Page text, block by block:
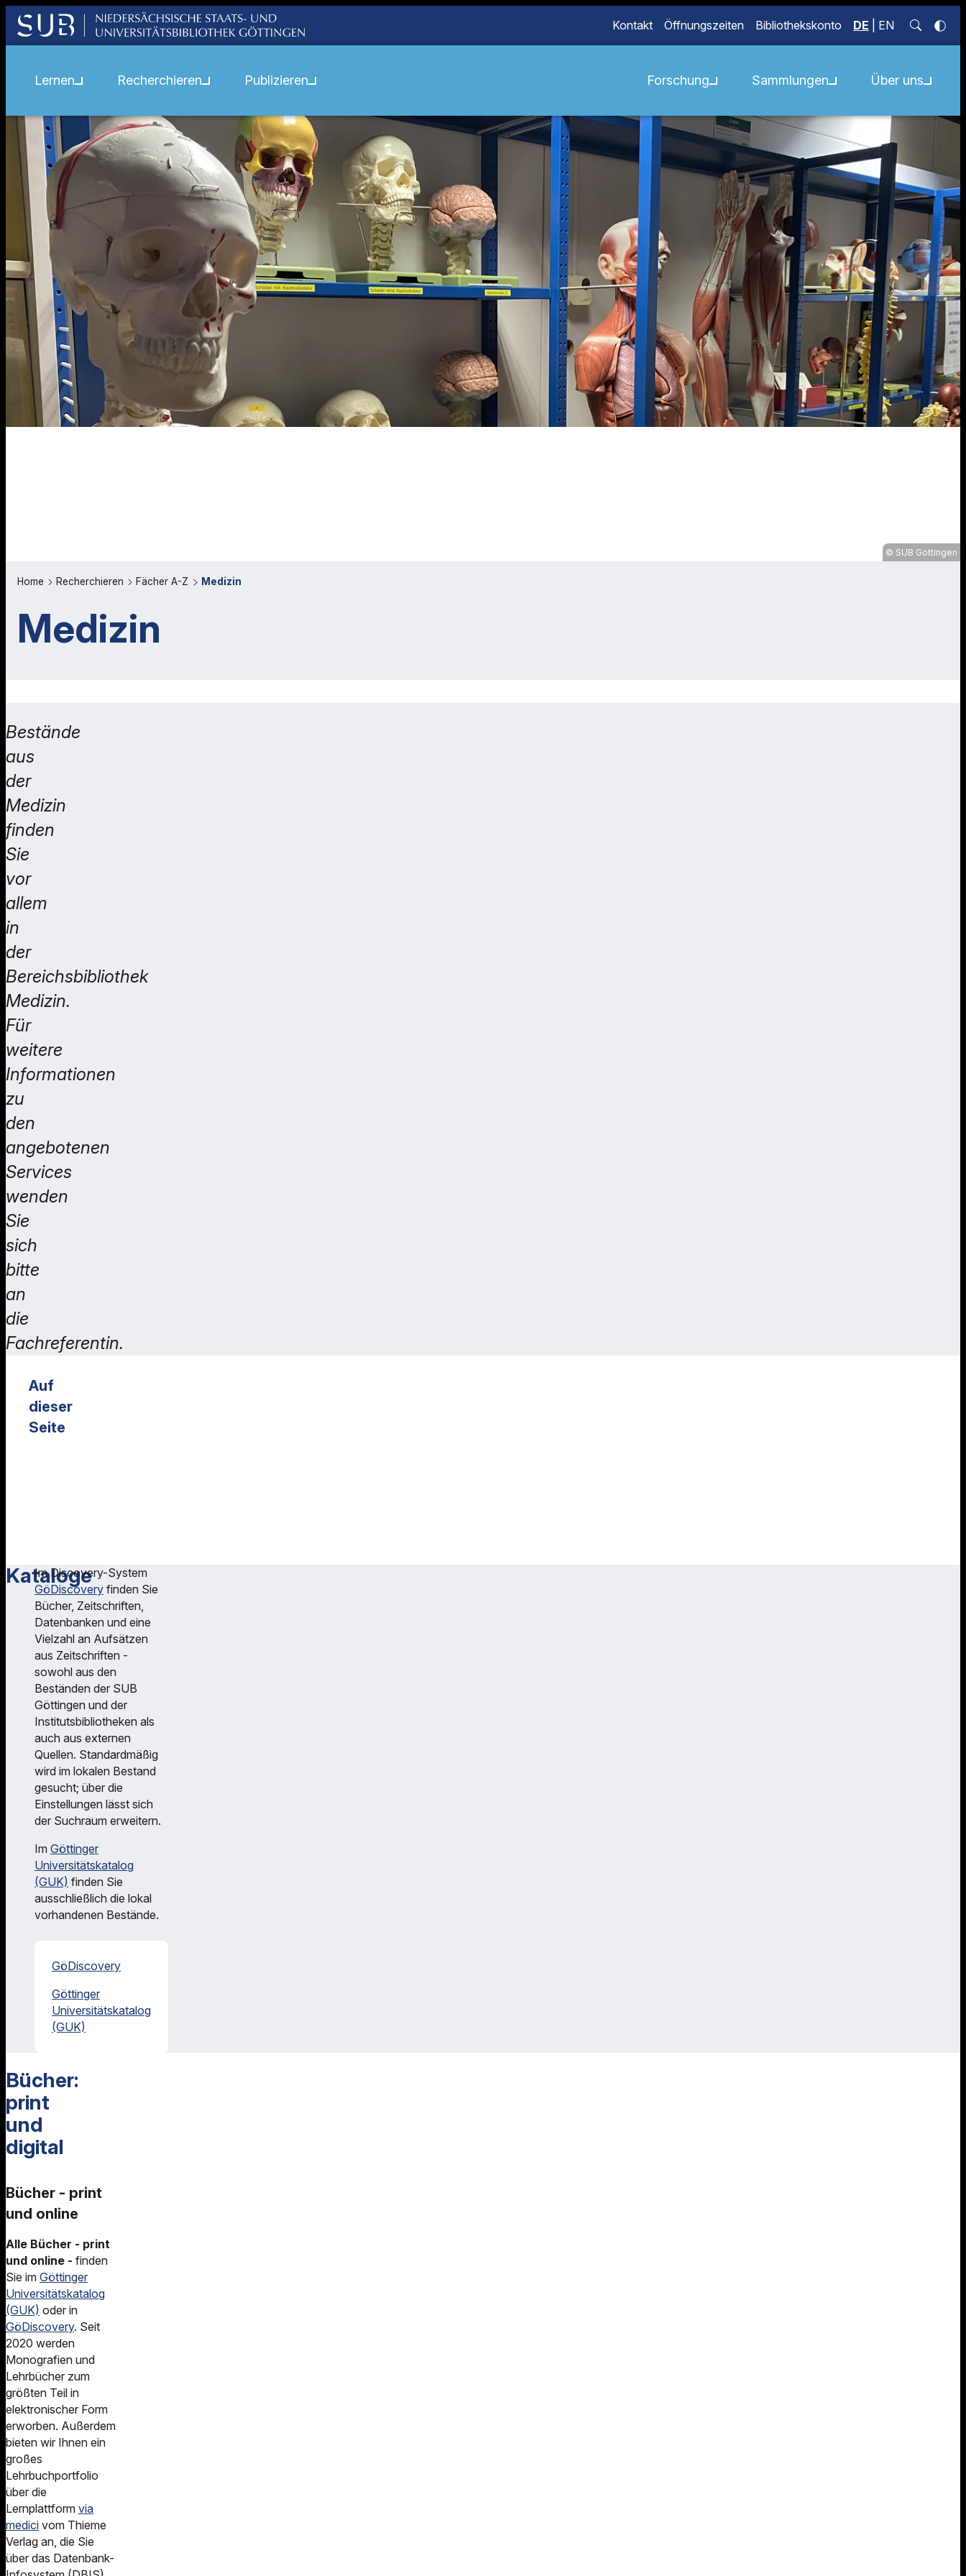
Kontakt Öffnungszeiten Bibliothekskonto DE EN
Lernen Recherchieren Publizieren Forschung Sammlungen Über uns
SUB Göttingen
Home Recherchieren Fächer A-Z Medizin
Medizin
Bestände
aus
der
Medizin
finden
Sie
vor
allem
in
der
Bereichsbibliothek
Medizin.
Für
weitere
Informationen
zu
den
angebotenen
Services
wenden
Sie
sich
bitte
an
die
Fachreferentin.
Auf
dieser
Seite
Kataloge
Im Discovery-System
GöDiscovery finden Sie
Bücher, Zeitschriften,
Datenbanken und eine
Vielzahl an Aufsätzen
aus Zeitschriften -
sowohl aus den
Beständen der SUB
Göttingen und der
Institutsbibliotheken als
auch aus externen
Quellen. Standardmäßig
wird im lokalen Bestand
gesucht; über die
Einstellungen lässt sich
der Suchraum erweitern.
Im Göttinger
Universitätskatalog
(GUK) finden Sie
ausschließlich die lokal
vorhandenen Bestände.
GöDiscovery
Göttinger
Universitätskatalog
(GUK)
Bücher:
print
und
digital
Bücher - print
und online
Alle Bücher - print
und online - finden
Sie im Göttinger
Universitätskatalog
(GUK) oder in
GöDiscovery. Seit
2020 werden
Monografien und
Lehrbücher zum
größten Teil in
elektronischer Form
erworben. Außerdem
bieten wir Ihnen ein
großes
Lehrbuchportfolio
über die
Lernplattform via
medici vom Thieme
Verlag an, die Sie
über das Datenbank-